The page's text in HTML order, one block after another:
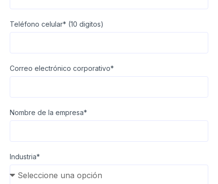
Teléfono celular* (10 digitos)
Correo electrónico corporativo*
Nombre de la empresa*
Industria*